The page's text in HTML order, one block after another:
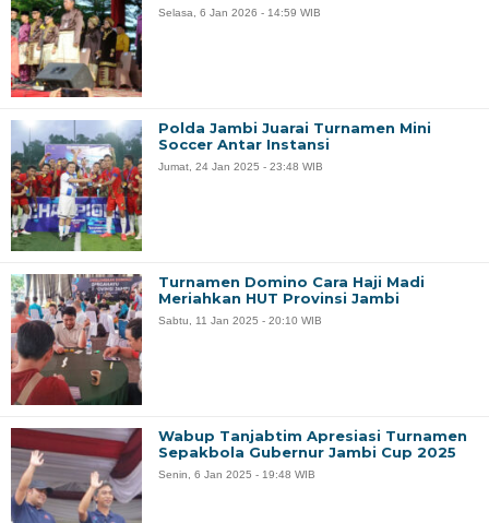
Selasa, 6 Jan 2026 - 14:59 WIB
Polda Jambi Juarai Turnamen Mini
Soccer Antar Instansi
Jumat, 24 Jan 2025 - 23:48 WIB
Turnamen Domino Cara Haji Madi
Meriahkan HUT Provinsi Jambi
Sabtu, 11 Jan 2025 - 20:10 WIB
Wabup Tanjabtim Apresiasi Turnamen
Sepakbola Gubernur Jambi Cup 2025
Senin, 6 Jan 2025 - 19:48 WIB